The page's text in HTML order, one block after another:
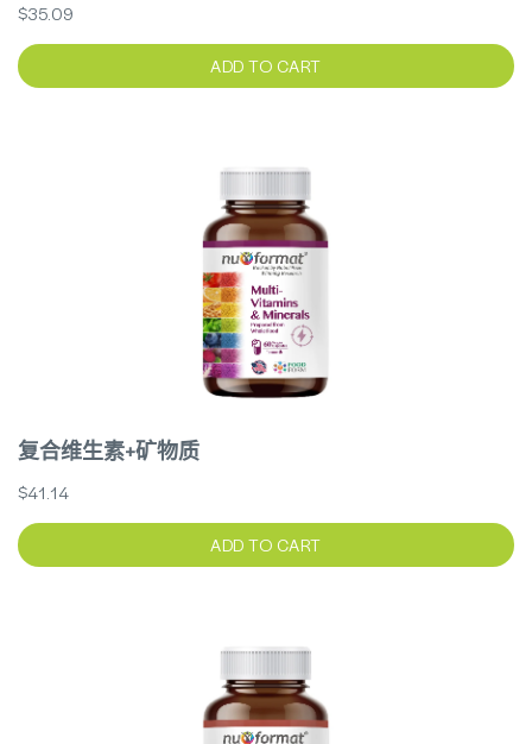
$35.09
ADD TO CART
复合维生素+矿物质
$41.14
ADD TO CART